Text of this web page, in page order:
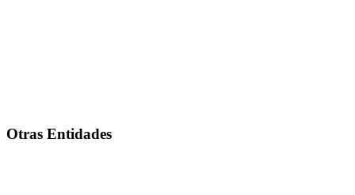
Otras Entidades